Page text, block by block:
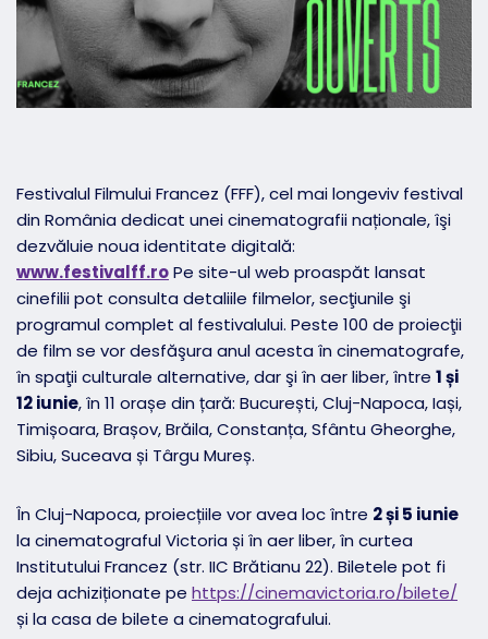
Festivalul Filmului Francez (FFF), cel mai longeviv festival
din România dedicat unei cinematografii naționale, îşi
dezvăluie noua identitate digitală:
www.festivalff.roPe site-ul web proaspăt lansat
cinefilii pot consulta detaliile filmelor, secţiunile şi
programul complet al festivalului. Peste 100 de proiecţii
de film se vor desfăşura anul acesta în cinematografe,
în spaţii culturale alternative, dar şi în aer liber, între 1 și
12 iunie, în 11 orașe din țară: București, Cluj-Napoca, Iași,
Timișoara, Brașov, Brăila, Constanța, Sfântu Gheorghe,
Sibiu, Suceava și Târgu Mureș.
În Cluj-Napoca, proiecțiile vor avea loc între 2 și 5 iunie
la cinematograful Victoria și în aer liber, în curtea
Institutului Francez (str. IIC Brătianu 22). Biletele pot fi
deja achiziționate pe https://cinemavictoria.ro/bilete/
și la casa de bilete a cinematografului.